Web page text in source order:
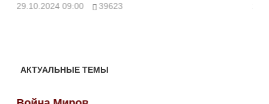
29.10.2024 09:00 39623
АКТУАЛЬНЫЕ ТЕМЫ